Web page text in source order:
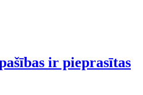
ir pieprasītas